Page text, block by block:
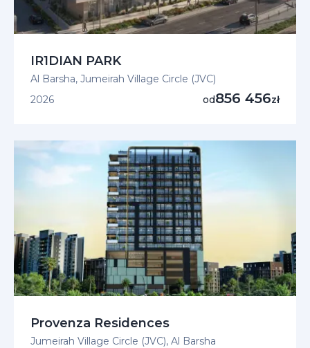
IR1DIAN PARK
Al Barsha, Jumeirah Village Circle (JVC)
2026
od856 456zł
Provenza Residences
Jumeirah Village Circle (JVC), Al Barsha